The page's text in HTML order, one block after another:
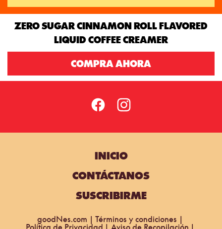
ZERO SUGAR CINNAMON ROLL FLAVORED
LIQUID COFFEE CREAMER
COMPRA AHORA
INICIO
CONTÁCTANOS
SUSCRIBIRME
goodNes.com Términos y condiciones
Política de Privacidad Aviso de Recopilación